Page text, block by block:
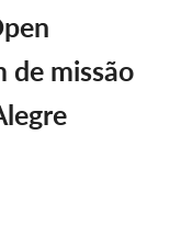
de missão